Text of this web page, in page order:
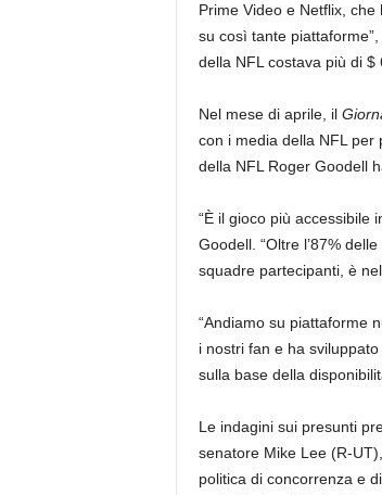
Prime Video e Netflix,
su così tante
della NFL costava più di $
Nel mese di aprile, il
con i media della NFL per
della NFL Roger Goodell
“È il gioco più accessibile
Goodell. “Oltre l’87%
squadre partecipanti, è
“Andiamo su piattaforme
i nostri fan e ha
sulla base della
Le indagini sui presunti
senatore Mike Lee (R-
politica di concorrenza e